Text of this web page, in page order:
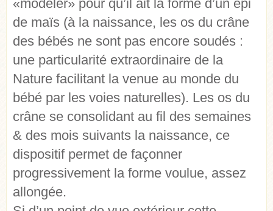
«modeler» pour qu’il ait la forme d’un épi
de maïs (à la naissance, les os du crâne
des bébés ne sont pas encore soudés :
une particularité extraordinaire de la
Nature facilitant la venue au monde du
bébé par les voies naturelles). Les os du
crâne se consolidant au fil des semaines
& des mois suivants la naissance, ce
dispositif permet de façonner
progressivement la forme voulue, assez
allongée.